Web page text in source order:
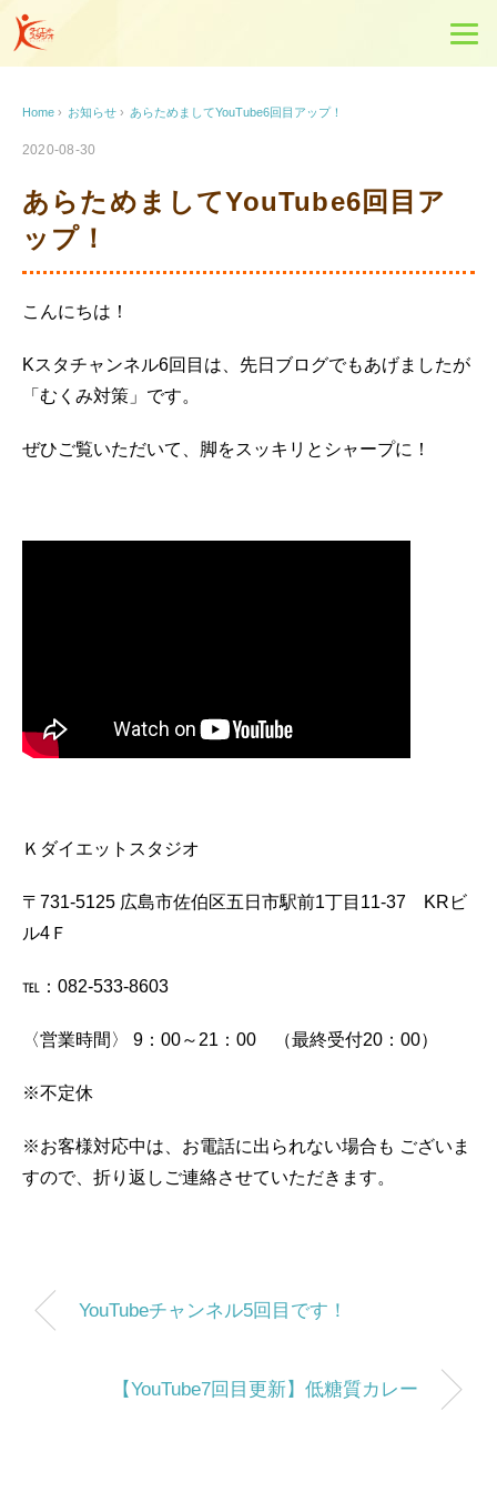
Home › お知らせ › あらためましてYouTube6回目アップ！
2020-08-30
あらためましてYouTube6回目ア
ップ！
こんにちは！
Kスタチャンネル6回目は、先日ブログでもあげましたが
「むくみ対策」です。
ぜひご覧いただいて、脚をスッキリとシャープに！
Ｋダイエットスタジオ
〒731-5125 広島市佐伯区五日市駅前1丁目11-37 KRビ
ル4Ｆ
℡：082-533-8603
〈営業時間〉 9：00～21：00 （最終受付20：00）
※不定休
※お客様対応中は、お電話に出られない場合も ございま
すので、折り返しご連絡させていただきます。
YouTubeチャンネル5回目です！
【YouTube7回目更新】低糖質カレー